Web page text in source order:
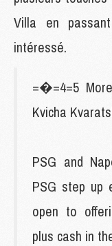
Villa en
intéressé.
=�=4=5
Kvicha
PSG and
PSG step up
open to
plus cash in